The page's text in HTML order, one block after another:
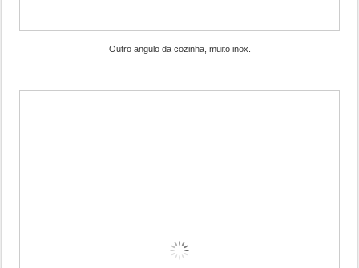
Outro angulo da cozinha, muito inox.